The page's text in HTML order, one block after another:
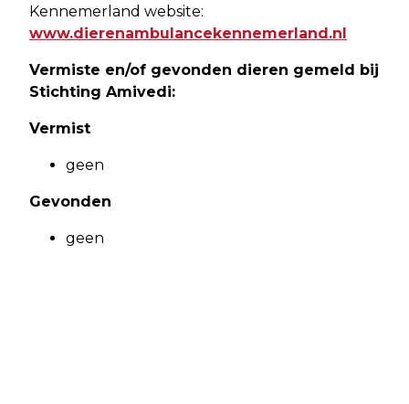
Kennemerland website:
www.dierenambulancekennemerland.nl
Vermiste en/of gevonden dieren gemeld bij
Stichting Amivedi:
Vermist
geen
Gevonden
geen